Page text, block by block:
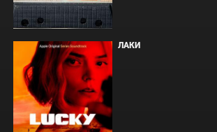
ЛАКИ